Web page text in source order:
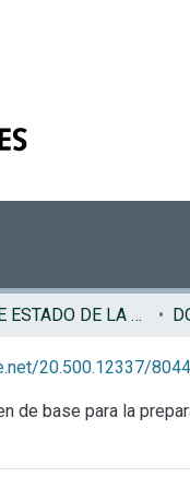
INFORME ESTADO DE LA JUSTICIA
20.500.12337/8044
de base para la